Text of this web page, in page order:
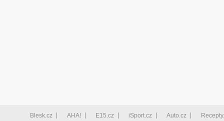
Blesk.cz AHA! E15.cz iSport.cz Auto.cz